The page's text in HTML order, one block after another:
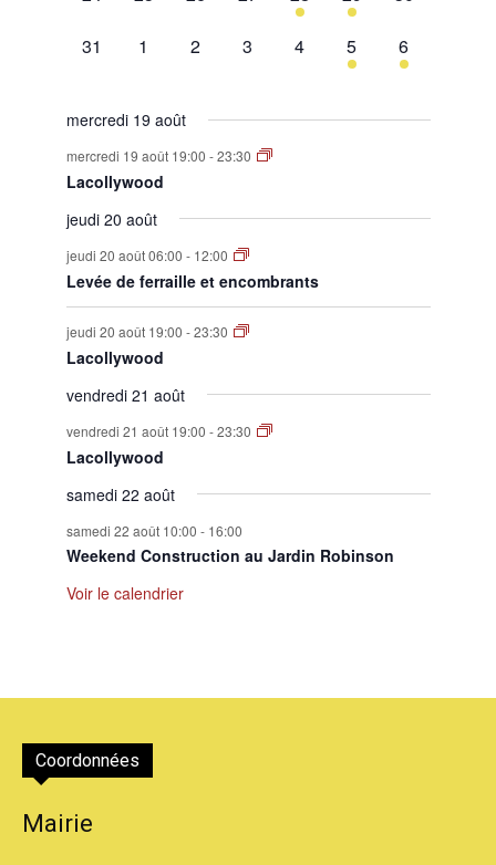
évènement,évènement,évènement,
0
31
0
1
0
2
0
3
0
évènement,
4
1
évènement,
5
1
évènement,
6
mercredi 19 août
mercredi 19 août 19:00 -23:30
Lacollywood
jeudi 20 août
jeudi 20 août 06:00 - 12:00
Levée de ferraille et encombrants
jeudi 20 août 19:00 -23:30
Lacollywood
vendredi 21 août
vendredi 21 août 19:00 -23:30
Lacollywood
samedi 22 août
samedi 22 août 10:00 - 16:00
Weekend Construction au Jardin Robinson
Voir le calendrier
Coordonnées
Mairie